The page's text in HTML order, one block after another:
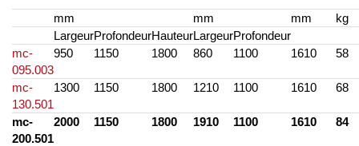
mm mm mm
kg
LargeurProfondeurHauteurLargeurProfondeur
mc-
095.003
950 1150 1800 860 1100 1610 58
mc-
130.501
1300 1150 1800 1210 1100 1610 68
mc-
200.501
2000 1150 1800 1910 1100 1610 84